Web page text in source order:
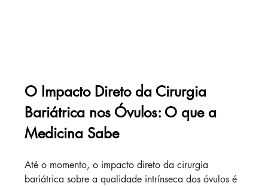
O Impacto Direto da Cirurgia
Bariátrica nos Óvulos: O que a
Medicina Sabe
Até o momento, o impacto direto da cirurgia
bariátrica sobre a qualidade intrínseca dos óvulos é